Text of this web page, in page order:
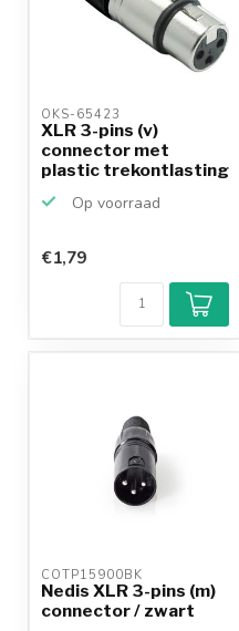
OKS-65423
XLR 3-pins (v)
connector met
plastic trekontlasting
Op voorraad
€1,79
COTP15900BK
Nedis XLR 3-pins (m)
connector / zwart